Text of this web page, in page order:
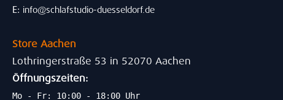
E: info@schlafstudio-duesseldorf.de
Store Aachen
Lothringerstraße 53 in 52070 Aachen
Öffnungszeiten:
Mo - Fr: 10:00 - 18:00 Uhr